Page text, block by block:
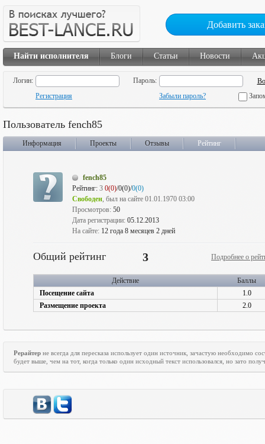
Добавить
Найти исполнителя Блоги Статьи Новости
Логин:
Пароль:
Регистрация
Забыли пароль?
Пользователь fench85
Информация Проекты Отзывы Рейтинг
fench85
Рейтинг: 3 0(0)/0(0)/0(0)
Свободен, был на сайте 01.01.1970 03:00
Просмотров: 50
Дата регистрации: 05.12.2013
На сайте: 12 года 8 месяцев 2 дней
Общий рейтинг 3 Подробнее о
Действие
Баллы
Посещение сайта
1.0
Размещение проекта
2.0
Рерайтер не всегда для пересказа использует один источник, зачастую необходимо
будет выше, чем на тот, когда только один исходный текст использовался, но зато